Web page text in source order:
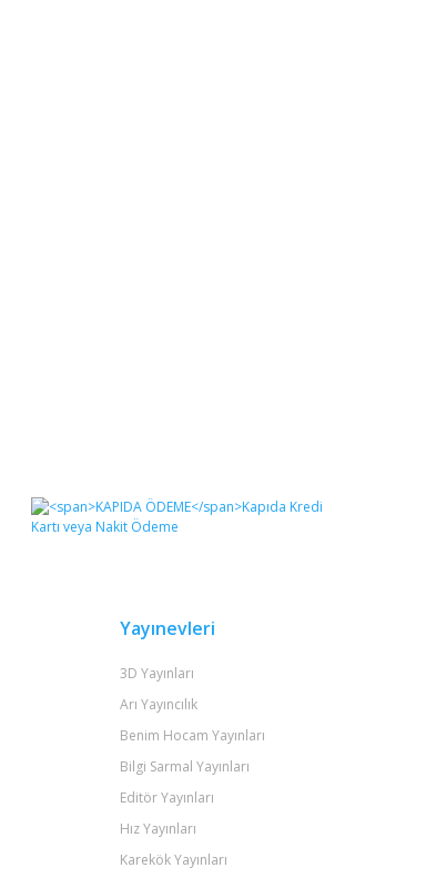
Yayınevleri
3D Yayınları
Arı Yayıncılık
Benim Hocam Yayınları
Bilgi Sarmal Yayınları
Editör Yayınları
Hız Yayınları
Karekök Yayınları